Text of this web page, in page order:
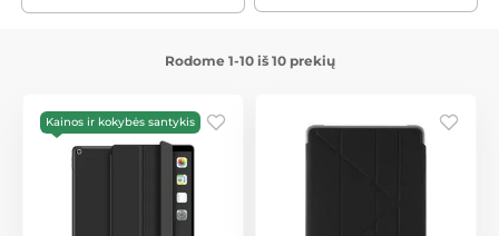
Rodome 1-10 iš 10 prekių
Kainos ir kokybės santykis